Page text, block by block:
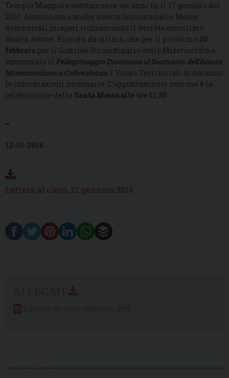
Tempio Maggiore esattamente sei anni fa, il 17 gennaio del
2010. Annunciamo anche questa Giornata nelle Messe
domenicali (magari richiamando il decreto conciliare
Nostra Aetate). Ricordo, da ultimo, che per il prossimo 20
febbraio per il Giubileo Straordinario della Misericordia è
annunciato il Pellegrinaggio Diocesano al Santuario dell’Amore
Misericordioso a Collevalenza. I Vicari Territoriali vi daranno
le informazioni necessarie. L’appuntamento comune è la
celebrazione della Santa Messa alle ore 11,30.
...
””
12-01-2016
Lettera al clero, 12 gennaio 2016
Lettera-al-clero-gennaio-2016